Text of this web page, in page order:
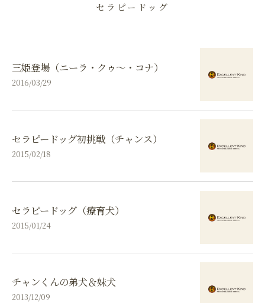
セラピードッグ
三姫登場（ニーラ・クゥ～・コナ）
2016/03/29
セラピードッグ初挑戦（チャンス）
2015/02/18
セラピードッグ（療育犬）
2015/01/24
チャンくんの弟犬＆妹犬
2013/12/09